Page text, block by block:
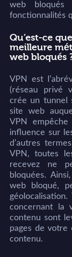
web
fonctionnalités
Qu’est-ce
meilleure
web bloqués
VPN est
(réseau privé
crée un tunnel
site web
VPN empêche
influence sur
d’autres
VPN, toutes
recevez ne
bloquées.
web bloqué,
concernant la
contenu sont
pages de votre
contenu.